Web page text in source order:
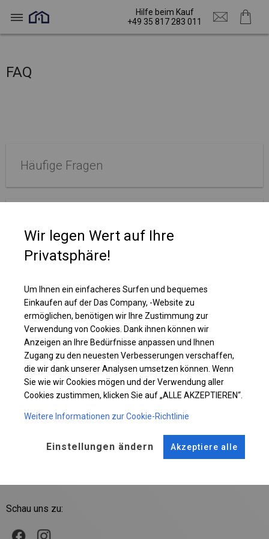
Hilfe beim Kauf
+49 35 817 283 011
FAQ
Häufige Fragen
Unser Angebot
Nützliche Informationen
Schau uns zu:
Wir legen Wert auf Ihre
Privatsphäre!
Um Ihnen ein einfacheres Surfen und bequemes
Einkaufen auf der Das Company, -Website zu
ermöglichen, benötigen wir Ihre Zustimmung zur
Verwendung von Cookies. Dank ihnen können wir
Anzeigen an Ihre Bedürfnisse anpassen und Ihnen
Zugang zu den neuesten Verbesserungen verschaffen,
die wir dank unserer Analysen umsetzen können. Wenn
Sie wie wir Cookies mögen und der Verwendung aller
Cookies zustimmen, klicken Sie auf „ALLE AKZEPTIEREN“.
Weitere Informationen zur Cookie-Richtlinie
Einstellungen ändern Akzeptiere alle